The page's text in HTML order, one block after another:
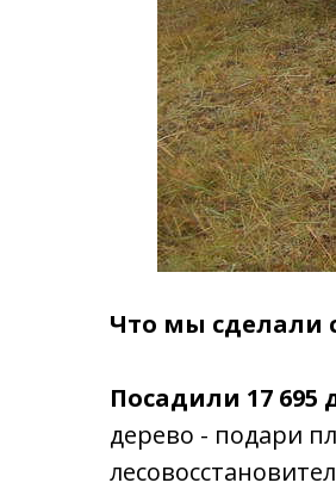
Что мы сделали
Посадили 17 695
дерево - подари